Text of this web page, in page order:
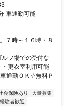
原駅車40分 車通勤可能
７時～１６時・８
フ場での受付な
更衣室利用可能
通勤ＯＫ☆無料Ｐ
会保険あり
大量募集
経験者歓迎